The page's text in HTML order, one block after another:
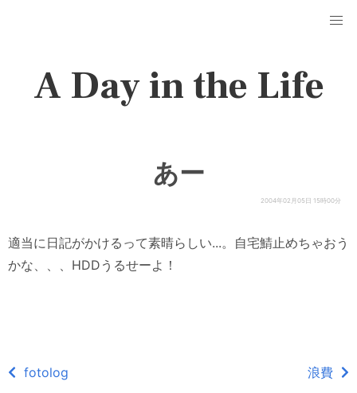
A Day in the Life
あー
2004年02月05日 15時00分
適当に日記がかけるって素晴らしい...。自宅鯖止めちゃおう
かな、、、HDDうるせーよ！
fotolog 浪費